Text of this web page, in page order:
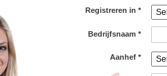
Registreren in *
Bedrijfsnaam *
Aanhef *